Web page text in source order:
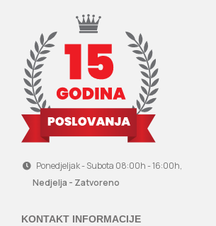
Ponedjeljak - Subota 08:00h - 16:00h,
Nedjelja - Zatvoreno
KONTAKT INFORMACIJE